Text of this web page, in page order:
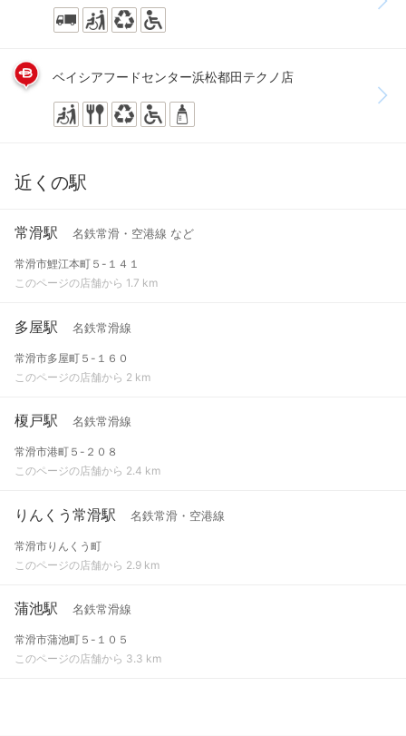
ベイシアフードセンター浜松都田テクノ店
近くの駅
常滑駅 名鉄常滑・空港線 など
常滑市鯉江本町５-１４１
このページの店舗から 1.7 km
多屋駅 名鉄常滑線
常滑市多屋町５-１６０
このページの店舗から 2 km
榎戸駅 名鉄常滑線
常滑市港町５-２０８
このページの店舗から 2.4 km
りんくう常滑駅 名鉄常滑・空港線
常滑市りんくう町
このページの店舗から 2.9 km
蒲池駅 名鉄常滑線
常滑市蒲池町５-１０５
このページの店舗から 3.3 km